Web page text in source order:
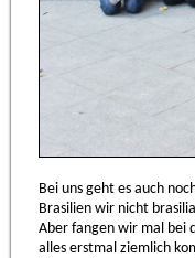
Bei uns geht es auch
Brasilien wir nicht
Aber fangen wir mal bei
alles erstmal ziemlich